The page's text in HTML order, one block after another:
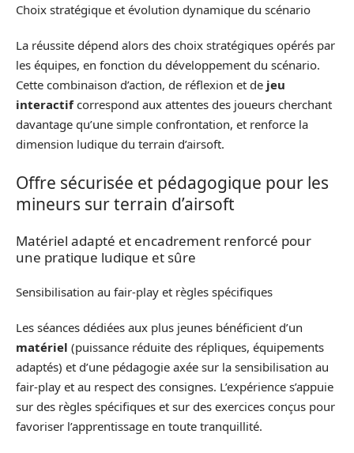
Choix stratégique et évolution dynamique du scénario
La réussite dépend alors des choix stratégiques opérés par
les équipes, en fonction du développement du scénario.
Cette combinaison d’action, de réflexion et de jeu
interactifcorrespond aux attentes des joueurs cherchant
davantage qu’une simple confrontation, et renforce la
dimension ludique du terrain d’airsoft.
Offre sécurisée et pédagogique pour les
mineurs sur terrain d’airsoft
Matériel adapté et encadrement renforcé pour
une pratique ludique et sûre
Sensibilisation au fair-play et règles spécifiques
Les séances dédiées aux plus jeunes bénéficient d’un
matériel (puissance réduite des répliques, équipements
adaptés) et d’une pédagogie axée sur la sensibilisation au
fair-play et au respect des consignes. L’expérience s’appuie
sur des règles spécifiques et sur des exercices conçus pour
favoriser l’apprentissage en toute tranquillité.